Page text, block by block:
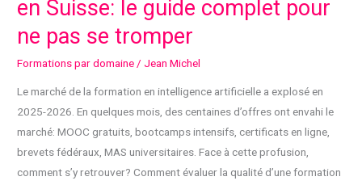
en Suisse: le guide complet pour
ne pas se tromper
Formations par domaine /Jean Michel
Le marché de la formation en intelligence artificielle a explosé en
2025-2026. En quelques mois, des centaines d’offres ont envahi le
marché: MOOC gratuits, bootcamps intensifs, certificats en ligne,
brevets fédéraux, MAS universitaires. Face à cette profusion,
comment s’y retrouver? Comment évaluer la qualité d’une formation